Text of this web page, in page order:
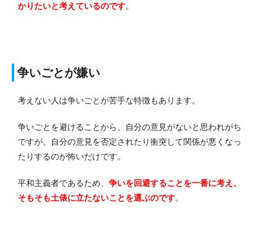
かりたいと考えているのです。
争いごとが嫌い
考えない人は争いごとが苦手な特徴もあります。
争いごとを避けることから、自分の意見がないと思われがち
ですが、自分の意見を否定されたり衝突して関係が悪くなっ
たりするのが怖いだけです。
平和主義者であるため、 争いを回避することを一番に考え、
そもそも土俵に立たないことを選ぶのです。